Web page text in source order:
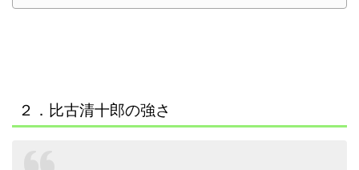
２．比古清十郎の強さ